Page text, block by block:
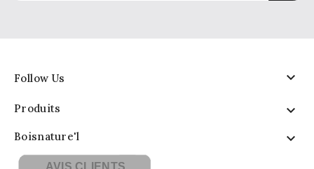
Follow Us 
Produits 
Boisnature'l 
AVIS CLIENTS